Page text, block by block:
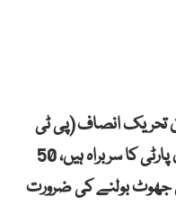
تحریک انصاف (پی ٹی
آئی) نے کہا ہے کہ وہ اس وقت بڑی پارٹی کا سربراہ ہیں، 50
جھوٹ بولنے کی ضرورت